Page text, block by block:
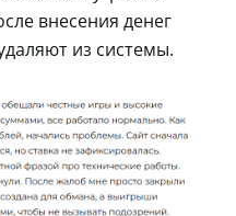
внесения денег
из системы.